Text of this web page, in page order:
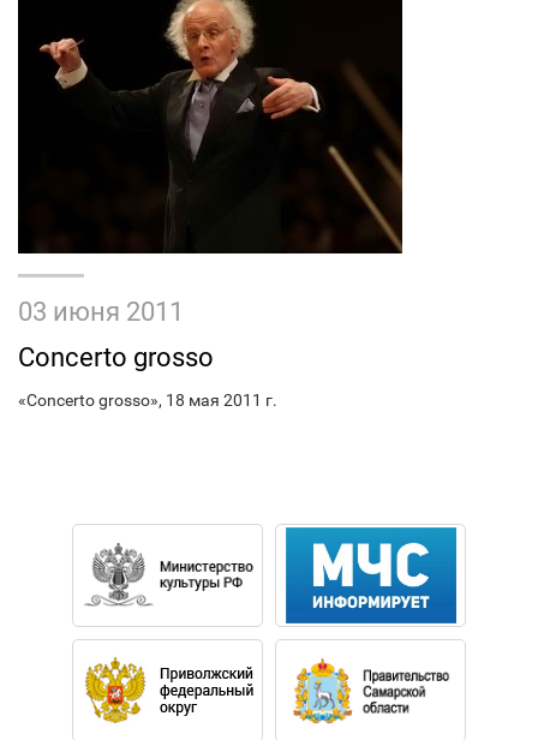
03 июня 2011
Concerto grosso
«Concerto grosso», 18 мая 2011 г.